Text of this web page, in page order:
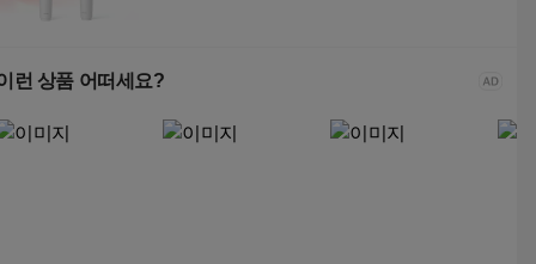
런 상품 어떠세요?